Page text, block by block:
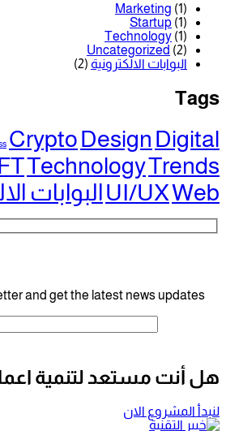
الالكترونية(2)
Asset Business Crypto Design
NFTTechnology
UI/البوابات الالكترونية
our newsletter and get the latest
لتنمية اعمالك
الان